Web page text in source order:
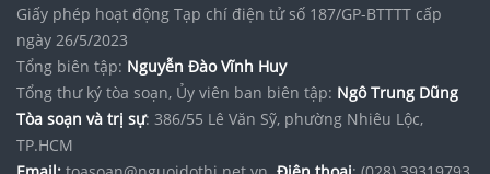
Giấy phép hoạt động Tạp chí điện tử số 187/GP-BTTTT cấp
ngày 26/5/2023
Tổng biên tập: Nguyễn Đào Vĩnh Huy
Tổng thư ký tòa soạn, Ủy viên ban biên tập: Ngô Trung Dũng
Tòa soạn và trị sự: 386/55 Lê Văn Sỹ, phường Nhiêu Lộc,
TP.HCM